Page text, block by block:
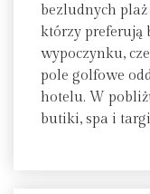
bezludnych plaż
którzy preferują
wypoczynku,
pole golfowe
hotelu. W
butiki, spa i